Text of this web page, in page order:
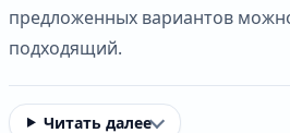
предложенных вариантов
подходящий.
Читать далее